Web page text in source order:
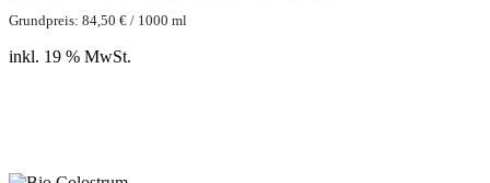
Grundpreis: 84,50 € / 1000 ml
inkl. 19 % MwSt.